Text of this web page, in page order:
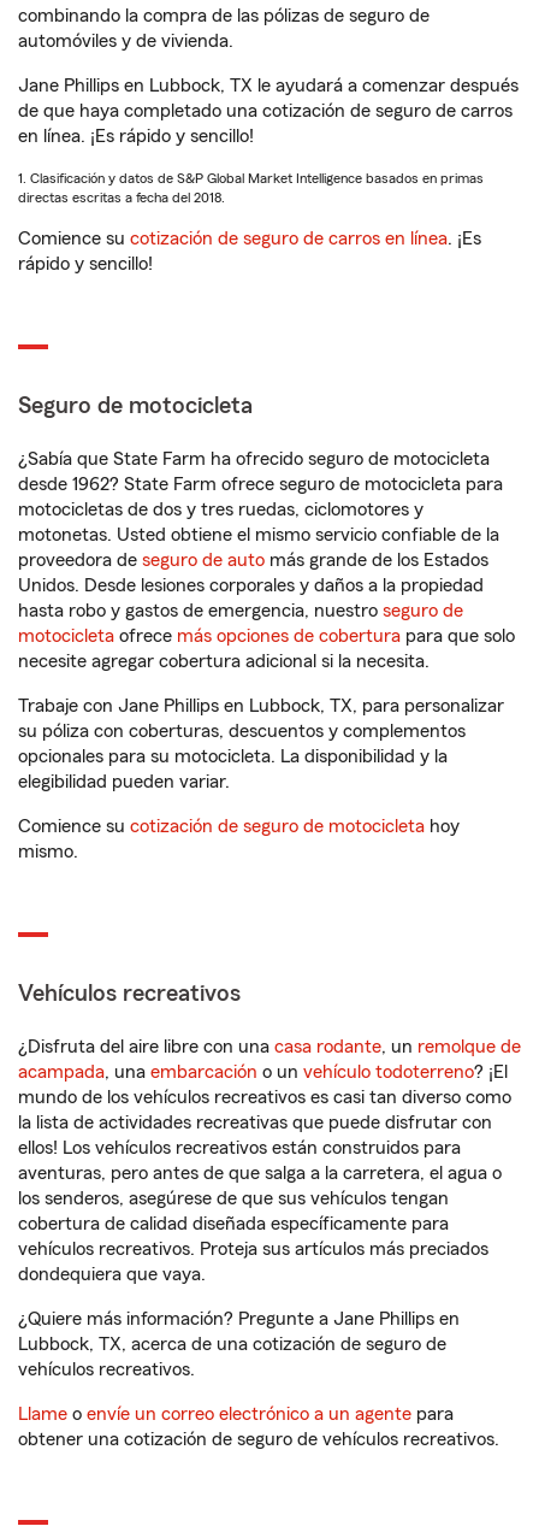
combinando la compra de las pólizas de seguro de
automóviles y de vivienda.
Jane Phillips en Lubbock, TX le ayudará a comenzar después
de que haya completado una cotización de seguro de carros
en línea. ¡Es rápido y sencillo!
1. Clasificación y datos de S&P Global Market Intelligence basados en primas
directas escritas a fecha del 2018.
Comience su cotización de seguro de carros en línea. ¡Es
rápido y sencillo!
Seguro de motocicleta
¿Sabía que State Farm ha ofrecido seguro de motocicleta
desde 1962? State Farm ofrece seguro de motocicleta para
motocicletas de dos y tres ruedas, ciclomotores y
motonetas. Usted obtiene el mismo servicio confiable de la
proveedora de seguro de auto más grande de los Estados
Unidos. Desde lesiones corporales y daños a la propiedad
hasta robo y gastos de emergencia, nuestro seguro de
motocicleta ofrece más opciones de cobertura para que solo
necesite agregar cobertura adicional si la necesita.
Trabaje con Jane Phillips en Lubbock, TX, para personalizar
su póliza con coberturas, descuentos y complementos
opcionales para su motocicleta. La disponibilidad y la
elegibilidad pueden variar.
Comience su cotización de seguro de motocicleta hoy
mismo.
Vehículos recreativos
¿Disfruta del aire libre con una casa rodante, un remolque de
acampada, una embarcación o un vehículo todoterreno? ¡El
mundo de los vehículos recreativos es casi tan diverso como
la lista de actividades recreativas que puede disfrutar con
ellos! Los vehículos recreativos están construidos para
aventuras, pero antes de que salga a la carretera, el agua o
los senderos, asegúrese de que sus vehículos tengan
cobertura de calidad diseñada específicamente para
vehículos recreativos. Proteja sus artículos más preciados
dondequiera que vaya.
¿Quiere más información? Pregunte a Jane Phillips en
Lubbock, TX, acerca de una cotización de seguro de
vehículos recreativos.
Llame o envíe un correo electrónico a un agente para
obtener una cotización de seguro de vehículos recreativos.